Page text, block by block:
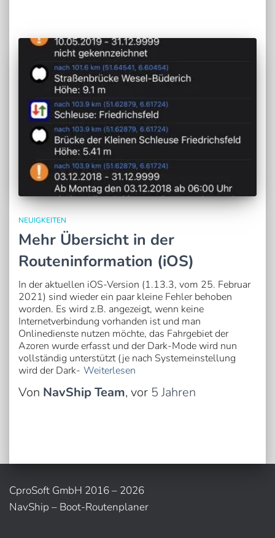
NEUIGKEITEN
Mehr Übersicht in der
Routeninformation (iOS)
In der aktuellen iOS-Version (1.13.3, vom 25. Februar
2021) sind wieder ein paar kleine Fehler behoben
worden. Es wird z.B. angezeigt, wenn keine
Internetverbindung vorhanden ist und man
Onlinedienste nutzen möchte, das Fahrgebiet der
Azoren wurde erfasst und der Dark-Mode wird nun
vollständig unterstützt (je nach Systemeinstellung
wird der Dark- Weiterlesen
Von NavShip Team, vor 5 Jahren
CproSoft GmbH 2016 – 2026
NavShip – Boot-Routenplaner